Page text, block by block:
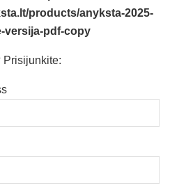
products/anyksta-2025-
versija-pdf-copy
Prisijunkite: